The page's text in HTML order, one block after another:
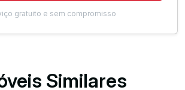
gratuito e sem compromisso
Similares